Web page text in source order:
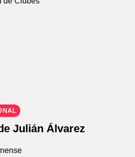
Julián Álvarez